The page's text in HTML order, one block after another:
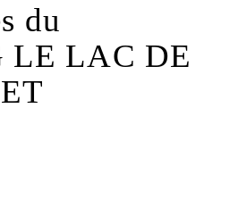
activités
pratiques
du
LE LAC DE